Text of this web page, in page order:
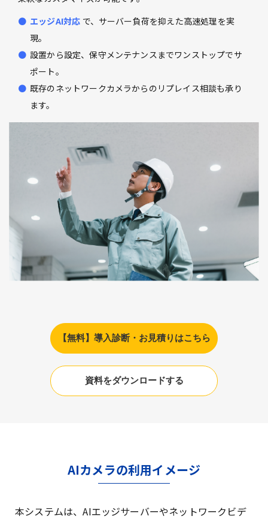
エッジAI対応 で、サーバー負荷を抑えた高速処理を実
現。
設置から設定、保守メンテナンスまでワンストップでサ
ポート。
既存のネットワークカメラからのリプレイス相談も承り
ます。
【無料】導入診断・お見積りはこちら
資料をダウンロードする
AIカメラの利用イメージ
本システムは、AIエッジサーバーやネットワークビデ